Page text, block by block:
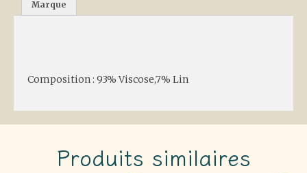
Marque
Composition : 93% Viscose,7% Lin
Produits similaires